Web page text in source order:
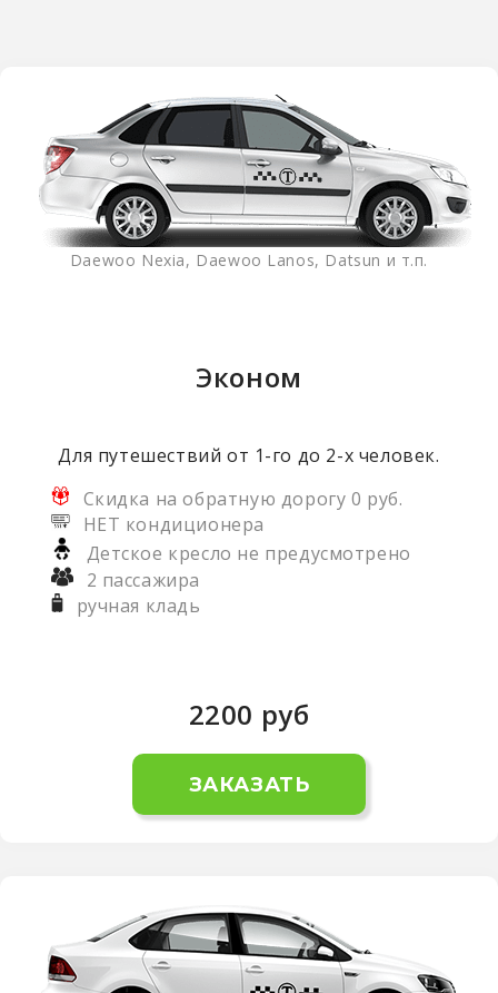
Daewoo Nexia, Daewoo Lanos, Datsun и т.п.
Эконом
Для путешествий от 1-го до 2-х человек.
Скидка на обратную дорогу 0 руб.
НЕТ кондиционера
Детское кресло не предусмотрено
2 пассажира
ручная кладь
2200 руб
ЗАКАЗАТЬ